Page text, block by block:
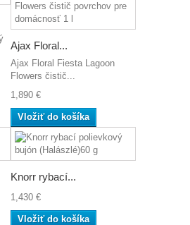
Ajax Floral...
Ajax Floral Fiesta Lagoon
Flowers čistič...
1,890 €
Vložiť do košíka
Knorr rybací...
1,430 €
Vložiť do košíka